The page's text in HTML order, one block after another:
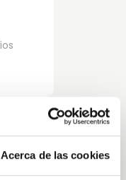
Acerca de las cookies
de obra nueva
alta deMas